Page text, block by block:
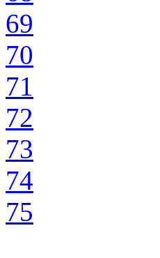
69
70
71
72
73
74
75